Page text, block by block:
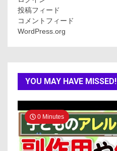
投稿フィード
コメントフィード
WordPress.org
YOU MAY HAVE MISSED!
0 Minutes